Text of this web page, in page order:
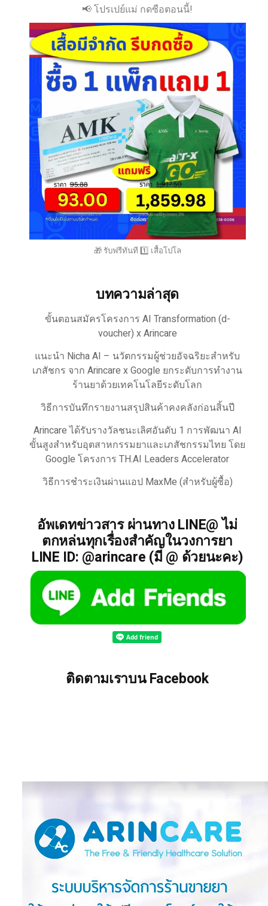
📢 โปรเปย์แม่ กดซือตอนนี้!
🎁 รับฟรีทันที 1️⃣ เสื้อโปโล
บทความล่าสุด
ขั้นตอนสมัครโครงการ AI Transformation (d-
voucher) x Arincare
แนะนำ Nicha AI – นวัตกรรมผู้ช่วยอัจฉริยะสำหรับ
เภสัชกร จาก Arincare x Google ยกระดับการทำงาน
ร้านยาด้วยเทคโนโลยีระดับโลก
วิธีการบันทึกรายงานสรุปสินค้าคงคลังก่อนสิ้นปี
Arincare ได้รับรางวัลชนะเลิศอันดับ 1 การพัฒนา AI
ขั้นสูงสำหรับอุตสาหกรรมยาและเภสัชกรรมไทย โดย
Google โครงการ TH.AI Leaders Accelerator
วิธีการชำระเงินผ่านแอป MaxMe (สำหรับผู้ซื้อ)
อัพเดทข่าวสาร ผ่านทาง LINE@ ไม่
ตกหล่นทุกเรื่องสำคัญในวงการยา
LINE ID: @arincare (มี @ ด้วยนะคะ)
ติดตามเราบน Facebook